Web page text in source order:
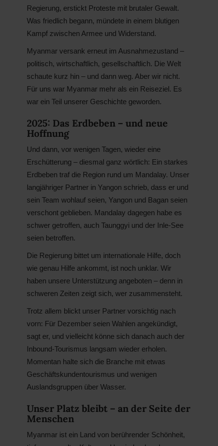
Regierung, erstickt Proteste mit brutaler Gewalt.
Was friedlich begann, mündete in einem blutigen
Kampf zwischen Armee und Widerstand.
Myanmar versank erneut im Ausnahmezustand –
politisch, wirtschaftlich, gesellschaftlich. Die Welt
schaute kurz hin – und dann weg. Aber wir nicht.
Für uns war Myanmar mehr als ein Reiseziel. Es
war ein Teil unserer Geschichte geworden.
2025: Das Erdbeben – und neue
Hoffnung
Und dann, vor wenigen Tagen, wieder eine
Erschütterung – diesmal ganz wörtlich: Ein starkes
Erdbeben traf die Region rund um Mandalay. Unser
langjähriger Partner in Yangon schrieb, dass er und
sein Team wohlauf seien, Yangon und Bagan seien
verschont geblieben. Mandalay dagegen habe es
schwer getroffen, auch Taunggyi und der Inle-See
seien betroffen.
Die Regierung bittet um internationale Hilfe, doch
wie genau Hilfe ankommt, ist noch unklar. Wir
haben unsere Unterstützung angeboten – denn in
schweren Zeiten zeigt sich, wer zusammensteht.
Trotz allem blickt unser Partner vorsichtig nach
vorn: Für Dezember seien Wahlen angekündigt,
sagt er, und vielleicht könne sich danach auch der
Inbound-Tourismus langsam wieder erholen.
Momentan halte sich die Branche mit etwas
Geschäftskundentourismus und wenigen
Auslandsgruppen über Wasser.
Unser Platz bleibt – an der Seite der
Menschen
Myanmar ist ein Land von berührender Schönheit,